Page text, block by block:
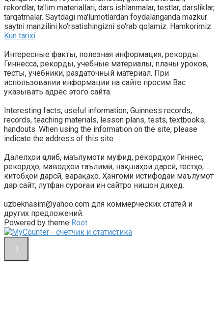
rekordlar, ta'lim materiallari, dars ishlanmalar, testlar, darsliklar,
tarqatmalar. Saytdagi ma'lumotlardan foydalanganda mazkur
saytni manzilini ko'rsatishingizni so'rab qolamiz. Hamkorimiz:
Kun tarixi
Интересные факты, полезная информация, рекорды
Гиннесса, рекорды, учебные материалы, планы уроков,
тесты, учебники, раздаточный материал. При
использовании информации на сайте просим Вас
указывать адрес этого сайта.
Interesting facts, useful information, Guinness records,
records, teaching materials, lesson plans, tests, textbooks,
handouts. When using the information on the site, please
indicate the address of this site.
Далелҳои ҷолиб, маълумоти муфид, рекордҳои Гиннес,
рекордҳо, маводҳои таълимӣ, нақшаҳои дарсӣ, тестҳо,
китобҳои дарсӣ, варақаҳо. Ҳангоми истифодаи маълумот
дар сайт, лутфан суроғаи ин сайтро нишон диҳед.
uzbeknasim@yahoo.com для коммерческих статей и
других предложений.
Powered by theme Root